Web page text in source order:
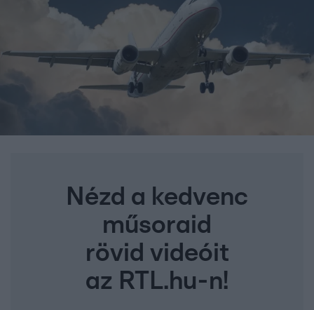
Nézd a kedvenc
műsoraid
rövid videóit
az RTL.hu-n!